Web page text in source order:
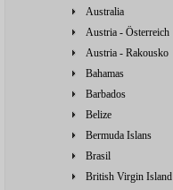
Australia
Austria - Österreich
Austria - Rakousko
Bahamas
Barbados
Belize
Bermuda Islans
Brasil
British Virgin Island